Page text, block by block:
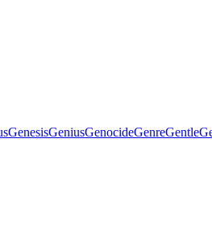
GenesisGeniusGenocideGenreGentle